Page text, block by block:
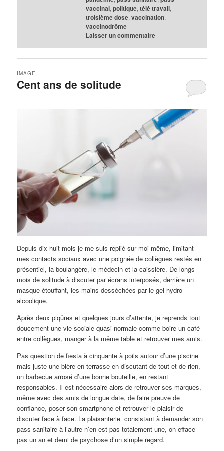
vaccinal,politique,télé travail,
troisième dose,vaccination,
vaccinodrôme
Laisser un commentaire
Cent ans de solitude
IMAGE
Depuis dix-huit mois je me suis replié sur moi-même, limitant
mes contacts sociaux avec une poignée de collègues restés en
présentiel, la boulangère, le médecin et la caissière. De longs
mois de solitude à discuter par écrans interposés, derrière un
masque étouffant, les mains desséchées par le gel hydro
alcoolique.
Après deux piqûres et quelques jours d’attente, je reprends tout
doucement une vie sociale quasi normale comme boire un café
entre collègues, manger à la même table et retrouver mes amis.
Pas question de fiesta à cinquante à poils autour d’une piscine
mais juste une bière en terrasse en discutant de tout et de rien,
un barbecue arrosé d’une bonne bouteille, en restant
responsables. Il est nécessaire alors de retrouver ses marques,
même avec des amis de longue date, de faire preuve de
confiance, poser son smartphone et retrouver le plaisir de
discuter face à face. La plaisanterie consistant à demander son
pass sanitaire à l’autre n’en est pas totalement une, on efface
pas un an et demi de psychose d’un simple regard.